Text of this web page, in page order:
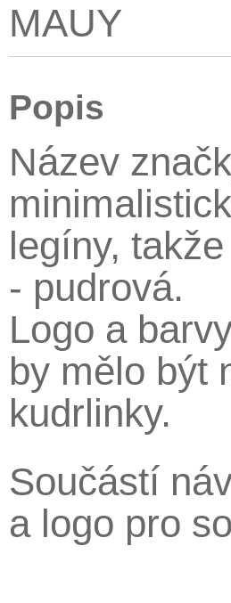
MAUY
Popis
Název
legíny,
- pudrová.
Logo a
by mělo být
kudrlinky.
Součástí
a logo pro